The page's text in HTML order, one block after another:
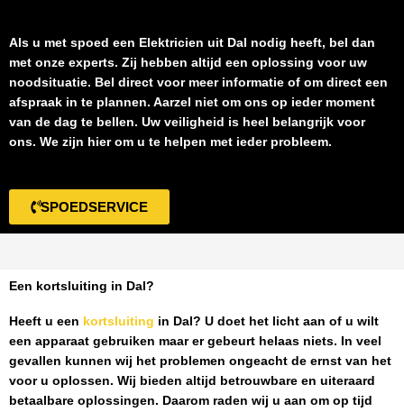
Als u met spoed een Elektricien uit Dal nodig heeft, bel dan
met onze experts. Zij hebben altijd een oplossing voor uw
noodsituatie. Bel direct voor meer informatie of om direct een
afspraak in te plannen. Aarzel niet om ons op ieder moment
van de dag te bellen. Uw veiligheid is heel belangrijk voor
ons. We zijn hier om u te helpen met ieder probleem.
SPOEDSERVICE
Een kortsluiting in Dal?
Heeft u een kortsluiting in Dal ? U doet het licht aan of u wilt
een apparaat gebruiken maar er gebeurt helaas niets. In veel
gevallen kunnen wij het problemen ongeacht de ernst van het
voor u oplossen. Wij bieden altijd betrouwbare en uiteraard
betaalbare oplossingen. Daarom raden wij u aan om op tijd